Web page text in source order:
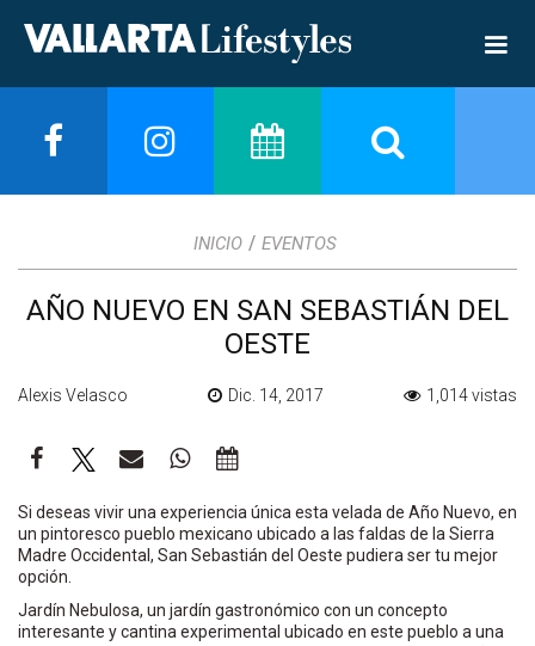
INICIO / EVENTOS
AÑO NUEVO EN SAN SEBASTIÁN DEL
OESTE
Alexis Velasco Dic. 14, 2017 1,014 vistas
Si deseas vivir una experiencia única esta velada de Año Nuevo, en
un pintoresco pueblo mexicano ubicado a las faldas de la Sierra
Madre Occidental, San Sebastián del Oeste pudiera ser tu mejor
opción.
Jardín Nebulosa, un jardín gastronómico con un concepto
interesante y cantina experimental ubicado en este pueblo a una